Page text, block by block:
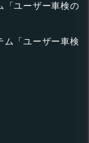
「ユーザー車検の
ム「ユーザー車検